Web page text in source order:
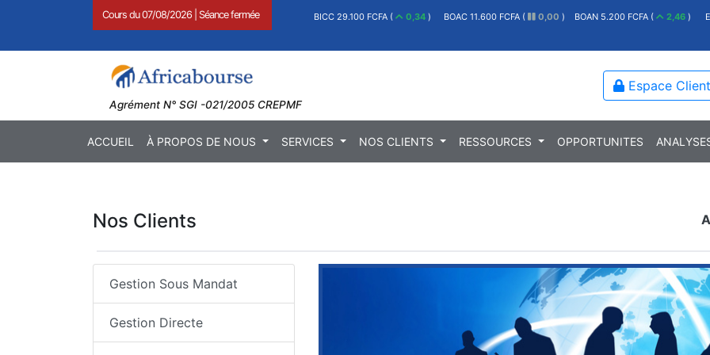
Cours du07/08/2026 Séance fermée
BOAB 8.710 FCFA ( BICC 29.100 FCFA ( 0,34 ) BOAC 11.600 FCFA ( 0,00) BOAN 5.200 FCFA ( 2,46 )
Agrément N° SGI -021/2005 CREPMF
Espace Client
ACCUEIL À PROPOS DE NOUS SERVICES NOS CLIENTS RESSOURCES OPPORTUNITES
Nos Clients
Gestion Sous Mandat
Gestion Directe